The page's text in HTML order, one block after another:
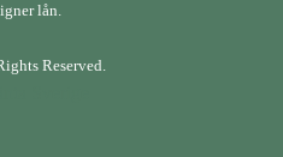
lån.
Reserved.